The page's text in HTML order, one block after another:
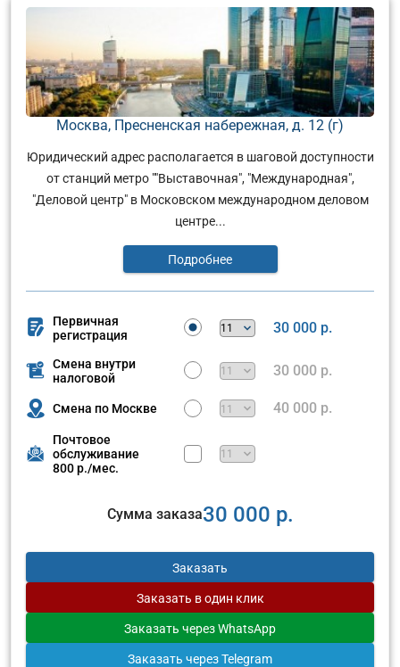
Москва, Пресненская набережная, д. 12 (г)
Юридический адрес располагается в шаговой доступности
от станций метро ""Выставочная", "Международная",
"Деловой центр" в Московском международном деловом
центре...
Подробнее
Первичная
регистрация
30 000 р.
Смена внутри
налоговой
30 000 р.
Смена по Москве 40 000 р.
Почтовое
обслуживание
800 р./мес.
Сумма заказа30 000 р.
Заказать
Заказать в один клик
Заказать через WhatsApp
Заказать через Telegram